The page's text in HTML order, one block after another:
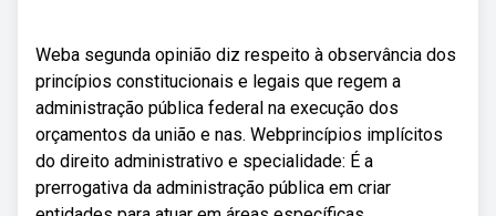
Weba segunda opinião diz respeito à observância dos
princípios constitucionais e legais que regem a
administração pública federal na execução dos
orçamentos da união e nas. Webprincípios implícitos
do direito administrativo e specialidade: É a
prerrogativa da administração pública em criar